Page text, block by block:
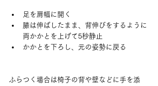
足を肩幅に開く
膝は伸ばしたまま、背伸びをするように
両かかとを上げて5秒静止
かかとを下ろし、元の姿勢に戻る
ふらつく場合は椅子の背や壁などに手を添